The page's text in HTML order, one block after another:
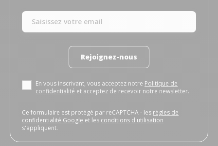
Rejoignez-nous
En vous inscrivant, vous acceptez notre Politique de
confidentialité et acceptez de recevoir notre newsletter.
Ce formulaire est protégé par reCAPTCHA - les règles de
confidentialité Google et les conditions d'utilisation
s'appliquent.